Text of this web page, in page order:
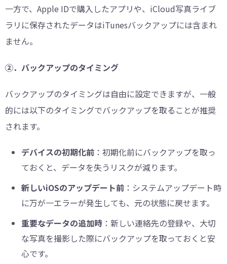
一方で、Apple IDで購入したアプリや、iCloud写真ライブ
ラリに保存されたデータはiTunesバックアップには含まれ
ません。
②．バックアップのタイミング
バックアップのタイミングは自由に設定できますが、一般
的には以下のタイミングでバックアップを取ることが推奨
されます。
デバイスの初期化前 ：初期化前にバックアップを取っ
ておくと、データを失うリスクが減ります。
新しいiOSのアップデート前 ：システムアップデート時
に万が一エラーが発生しても、元の状態に戻せます。
重要なデータの追加時 ：新しい連絡先の登録や、大切
な写真を撮影した際にバックアップを取っておくと安
心です。